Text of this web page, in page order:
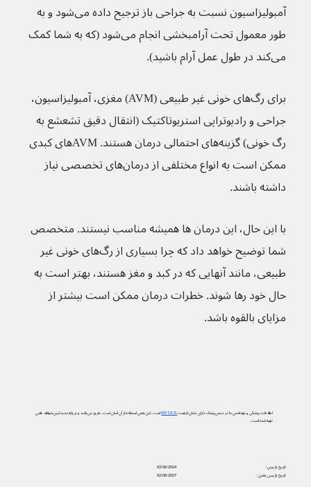
آمبولیزاسیون نسبت به جراحی باز ترجیح داده می‌شود و به
طور معمول تحت آرامبخشی انجام می‌شود (که به شما کمک
می‌کند در طول عمل آرام باشید).
برای رگ‌های خونی غیر طبیعی (AVM) مغزی، آمبولیزاسیون،
جراحی و رادیوتراپی استریوتاکتیک (انتقال دقیق تشعشع به
رگ خونی) گزینه‌های احتمالی درمان هستند. AVM‌های کبدی
ممکن است به انواع مختلفی از درمان‌های تخصصی نیاز
داشته باشند.
با این حال، این درمان ها همیشه مناسب نیستند. متخصص
شما توضیح خواهد داد که چرا بسیاری از رگ‌های خونی غیر
طبیعی‌، مانند آنهایی که در کبد و مغز هستند، بهتر است به
حال خود رها شوند. خطرات درمان ممکن است بیشتر از
مزایای بالقوه باشد.
اطلاعات پزشکی و بهداشتی ما در دیجی‌پزشک دارای نشان کیفیتPIF TICKاست. این یعنی استفاده از آن آسان است، به‌روز می‌باشد و بر پایه جدیدترین شواهد علمی
تهیه شده است.
02/06/2024
تاریخ بازبینی:
02/06/2027
تاریخ بازبینی بعدی: